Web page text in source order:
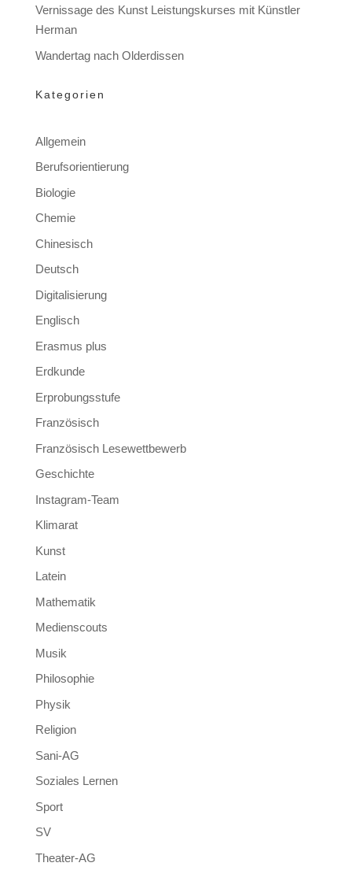
Vernissage des Kunst Leistungskurses mit Künstler
Herman
Wandertag nach Olderdissen
Kategorien
Allgemein
Berufsorientierung
Biologie
Chemie
Chinesisch
Deutsch
Digitalisierung
Englisch
Erasmus plus
Erdkunde
Erprobungsstufe
Französisch
Französisch Lesewettbewerb
Geschichte
Instagram-Team
Klimarat
Kunst
Latein
Mathematik
Medienscouts
Musik
Philosophie
Physik
Religion
Sani-AG
Soziales Lernen
Sport
SV
Theater-AG